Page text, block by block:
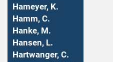
Hameyer, K.
Hamm, C.
Hanke, M.
Hansen, L.
Hartwanger, C.